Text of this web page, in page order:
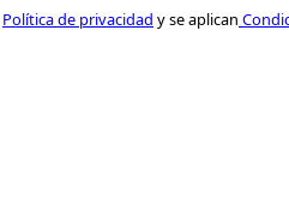
Política de privacidad y se aplican